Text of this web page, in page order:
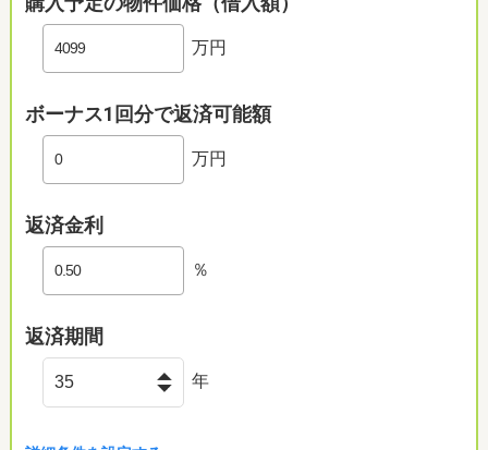
万円
ボーナス1回分で返済可能額
万円
返済金利
％
返済期間
年